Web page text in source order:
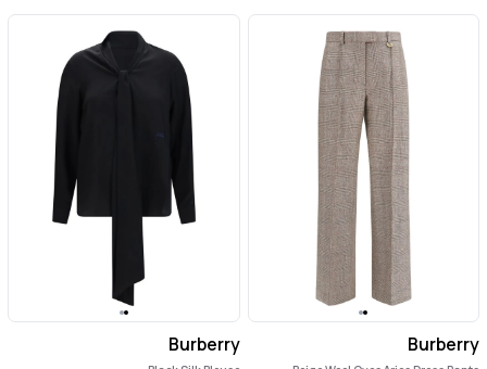
Burberry
Burberry